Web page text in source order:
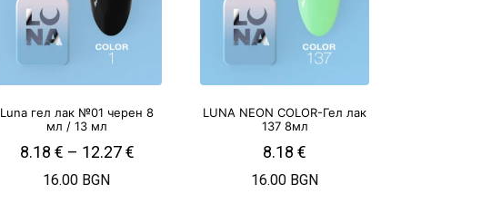
Luna гел лак №01 черен 8
мл / 13 мл
8.18 € – 12.27€
16.00 BGN
LUNA NEON COLOR-Гел лак
137 8мл
8.18€
16.00 BGN